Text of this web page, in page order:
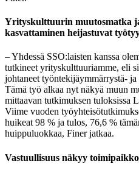
Yrityskulttuurin muutosmatka
kasvattaminen heijastuvat
– Yhdessä SSO:laisten kanssa
tutkineet yrityskulttuuriamme, eli
johtaneet työntekijäymmärrystä- ja
Tämä työ alkaa nyt näkyä muun
mittaavan tutkimuksen tuloksissa
Viime vuoden
huikeat 98 % ja tulos, 76,6 %
huippuluokkaa, Finer jatkaa.
Vastuullisuus näkyy